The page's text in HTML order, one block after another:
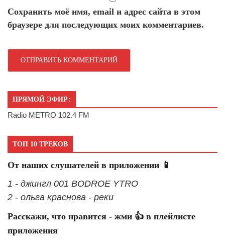
Сохранить моё имя, email и адрес сайта в этом
браузере для последующих моих комментариев.
ПРЯМОЙ ЭФИР:
Radio METRO 102.4 FM
ТОП 10 ТРЕКОВ
От наших слушателей в приложении 📱
1 - джингл 001 BODROE YTRO
2 - ольга краснова - реки
Расскажи, что нравится - жми 👍 в плейлисте
приложения